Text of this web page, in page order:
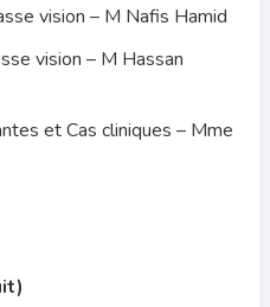
vision – M Nafis Hamid
vision – M Hassan
et Cas cliniques – Mme